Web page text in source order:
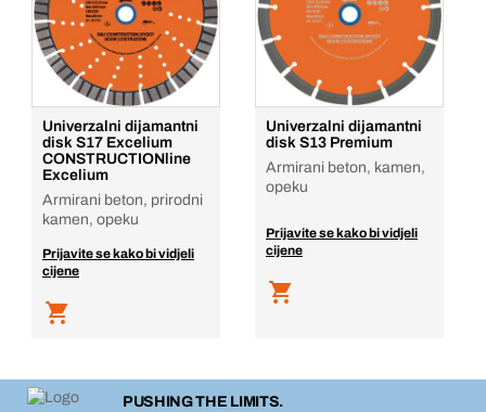
Univerzalni dijamantni
disk S17 Excelium
CONSTRUCTIONline
Excelium
Armirani beton, prirodni
kamen, opeku
Prijavite se kako bi vidjeli
cijene
Univerzalni dijamantni
disk S13 Premium
Armirani beton, kamen,
opeku
Prijavite se kako bi vidjeli
cijene
PUSHING THE LIMITS.